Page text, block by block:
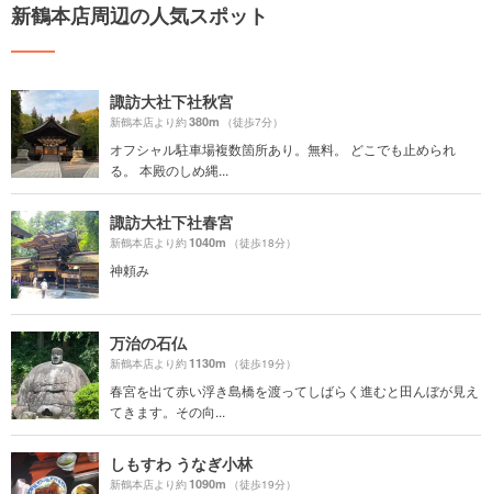
新鶴本店周辺の人気スポット
諏訪大社下社秋宮
新鶴本店より約380m （徒歩7分）
オフシャル駐車場複数箇所あり。無料。 どこでも止められ
る。 本殿のしめ縄...
諏訪大社下社春宮
新鶴本店より約1040m （徒歩18分）
神頼み
万治の石仏
新鶴本店より約1130m （徒歩19分）
春宮を出て赤い浮き島橋を渡ってしばらく進むと田んぼが見え
てきます。その向...
しもすわ うなぎ小林
新鶴本店より約1090m （徒歩19分）